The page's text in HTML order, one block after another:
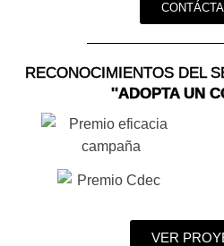
RECONOCIMIENTOS DEL
''ADOPTA UN
VER